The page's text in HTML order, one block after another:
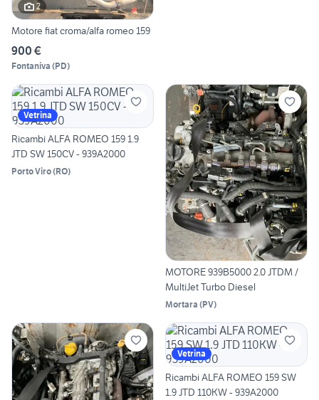
2
Motore fiat croma/alfa romeo 159
900 €
Fontaniva (PD)
Vetrina
Ricambi ALFA ROMEO 159 1.9
JTD SW 150CV - 939A2000
Porto Viro(RO)
MOTORE 939B5000 2.0 JTDM /
MultiJet Turbo Diesel
Mortara (PV)
Vetrina
Ricambi ALFA ROMEO 159 SW
1.9 JTD 110KW - 939A2000